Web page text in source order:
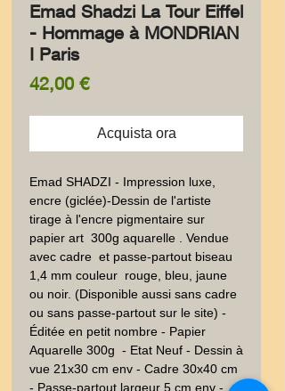
Emad Shadzi La Tour Eiffel
- Hommage à MONDRIAN
I Paris
42,00 €Prezzo
Acquista ora
Emad SHADZI - Impression luxe,
encre (giclée)-Dessin de l'artiste
tirage à l'encre pigmentaire sur
papier art  300g aquarelle . Vendue
avec cadre  et passe-partout biseau
1,4 mm couleur  rouge, bleu, jaune
ou noir. (Disponible aussi sans cadre
ou sans passe-partout sur le site) -
Éditée en petit nombre - Papier
Aquarelle 300g  - Etat Neuf - Dessin à
vue 21x30 cm env - Cadre 30x40 cm
- Passe-partout largeur 5 cm env -